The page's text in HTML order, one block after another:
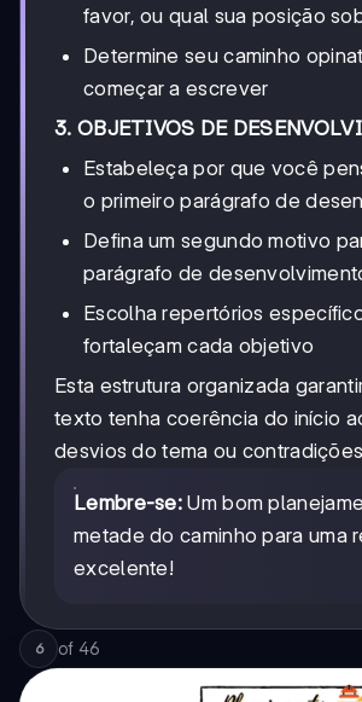
favor, ou qual sua posição
Determine seu caminho
começar a escrever
3. OBJETIVOS DE
Estabeleça por que você
o primeiro parágrafo de
Defina um segundo motivo
parágrafo de
Escolha repertórios
fortaleçam cada objetivo
Esta estrutura organizada
texto tenha coerência do início
desvios do tema ou
Lembre-se: Um bom
metade do caminho para uma
excelente!
6 of 46